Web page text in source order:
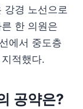
강경 노선으로
한 의원은
에서 중도층
적했다.
공약은?